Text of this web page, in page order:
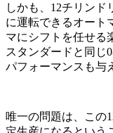
しかも、12チリン
に運転できるオート
マにシフトを任せる
スタンダードと同じ
パフォーマンスも与
唯一の問題は、この